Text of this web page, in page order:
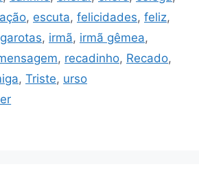
, escuta, felicidades, feliz,
garotas, irmã, irmã gêmea,
, recadinho, Recado,
, Triste, urso